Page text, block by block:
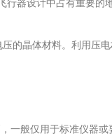
器设计中占有重要的地
晶体材料。利用压
般仅用于标准仪器或